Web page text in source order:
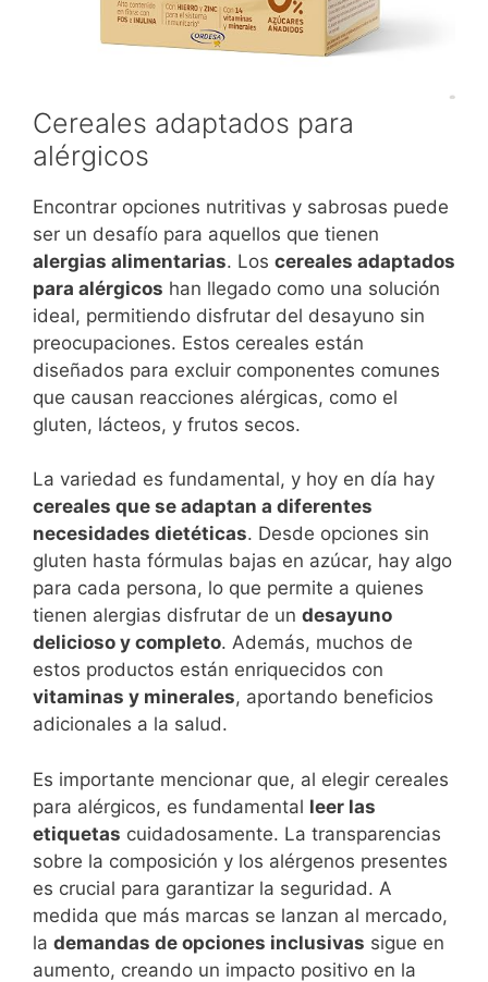
Cereales adaptados para
alérgicos
Encontrar opciones nutritivas y sabrosas puede
ser un desafío para aquellos que tienen
alergias alimentarias. Los cereales adaptados
para alérgicos han llegado como una solución
ideal, permitiendo disfrutar del desayuno sin
preocupaciones. Estos cereales están
diseñados para excluir componentes comunes
que causan reacciones alérgicas, como el
gluten, lácteos, y frutos secos.
La variedad es fundamental, y hoy en día hay
cereales que se adaptan a diferentes
necesidades dietéticas. Desde opciones sin
gluten hasta fórmulas bajas en azúcar, hay algo
para cada persona, lo que permite a quienes
tienen alergias disfrutar de un desayuno
delicioso y completo. Además, muchos de
estos productos están enriquecidos con
vitaminas y minerales, aportando beneficios
adicionales a la salud.
Es importante mencionar que, al elegir cereales
para alérgicos, es fundamental leer las
etiquetas cuidadosamente. La transparencias
sobre la composición y los alérgenos presentes
es crucial para garantizar la seguridad. A
medida que más marcas se lanzan al mercado,
la demandas de opciones inclusivas sigue en
aumento, creando un impacto positivo en la